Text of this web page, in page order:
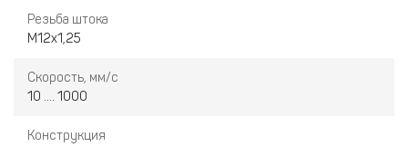
Резьба штока
M12х1,25
Скорость, мм/с
10 .... 1000
Конструкция